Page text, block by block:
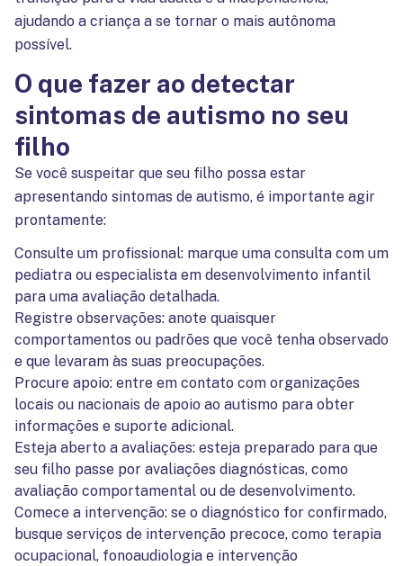
ajudando a criança a se tornar o mais autônoma
possível.
O que fazer ao detectar
sintomas de autismo no seu
filho
Se você suspeitar que seu filho possa estar
apresentando sintomas de autismo, é importante agir
prontamente:
Consulte um profissional: marque uma consulta com um
pediatra ou especialista em desenvolvimento infantil
para uma avaliação detalhada.
Registre observações: anote quaisquer
comportamentos ou padrões que você tenha observado
e que levaram às suas preocupações.
Procure apoio: entre em contato com organizações
locais ou nacionais de apoio ao autismo para obter
informações e suporte adicional.
Esteja aberto a avaliações: esteja preparado para que
seu filho passe por avaliações diagnósticas, como
avaliação comportamental ou de desenvolvimento.
Comece a intervenção: se o diagnóstico for confirmado,
busque serviços de intervenção precoce, como terapia
ocupacional, fonoaudiologia e intervenção